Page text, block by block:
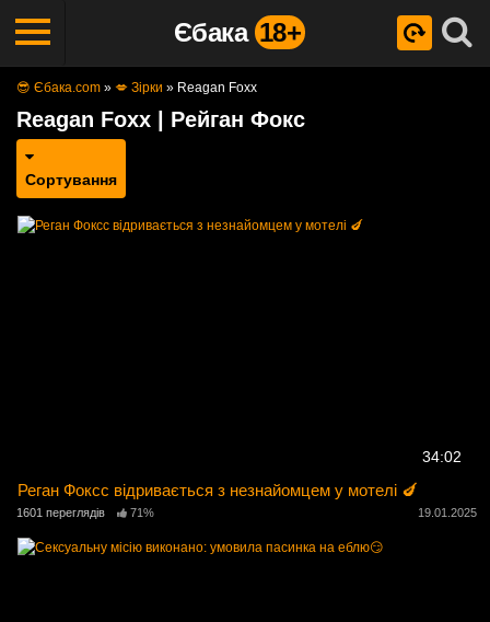
Єбака 18+
😎 Єбака.com » 💋 Зірки » Reagan Foxx
Reagan Foxx | Рейган Фокс
Сортування
34:02
Реган Фоксс відривається з незнайомцем у мотелі 🍆
1601 переглядів 71% 19.01.2025